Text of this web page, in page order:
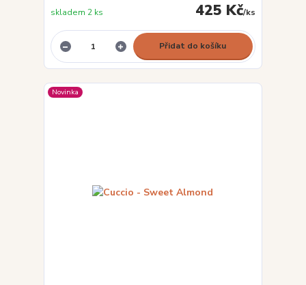
425 Kč/ks
skladem 2 ks
Přidat do košíku
Novinka